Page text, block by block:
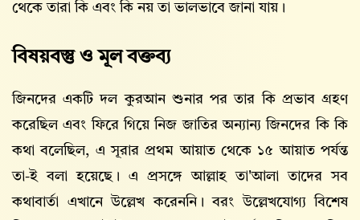
থেকে তারা কি এবং কি নয় তা ভালভাবে জানা যায়।
বিষয়বস্তু ও মূল বক্তব্য
জিনদের একটি দল কুরআন শুনার পর তার কি প্রভাব গ্রহণ
করেছিল এবং ফিরে গিয়ে নিজ জাতির অন্যান্য জিনদের কি কি
কথা বলেছিল, এ সূরার প্রথম আয়াত থেকে ১৫ আয়াত পর্যন্ত
তা-ই বলা হয়েছে। এ প্রসঙ্গে আল্লাহ তা'আলা তাদের সব
কথাবার্তা এখানে উল্লেখ করেননি। বরং উল্লেখযোগ্য বিশেষ